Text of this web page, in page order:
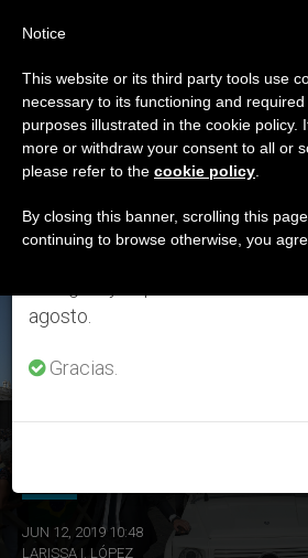
ETIQUETA
Posts
‘Apóstoles’
ÚLTIMAS NOTICIAS
La Resurrección, «fuente de vida
JUN 12, 2019 10:48
LARISSA I. LÓPEZ
Aviso importante
Del 27 de julio al 7 de agosto
anual, aprovechando que en el
se generan menos
agosto.
Gracias.
Notice
This website or its third party tools use
necessary to its functioning and
purposes illustrated in the cookie policy.
more or withdraw your consent to all or
please refer to the cookie policy
By closing this banner, scrolling this
continuing to browse otherwise, you